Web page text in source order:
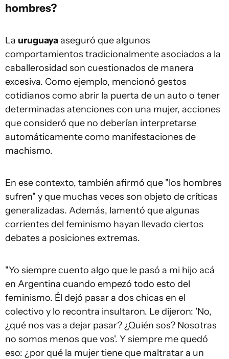
hombres?
La uruguayaaseguró que algunos
comportamientos tradicionalmente asociados a la
caballerosidad son cuestionados de manera
excesiva. Como ejemplo, mencionó gestos
cotidianos como abrir la puerta de un auto o tener
determinadas atenciones con una mujer, acciones
que consideró que no deberían interpretarse
automáticamente como manifestaciones de
machismo.
En ese contexto, también afirmó que "los hombres
sufren" y que muchas veces son objeto de críticas
generalizadas. Además, lamentó que algunas
corrientes del feminismo hayan llevado ciertos
debates a posiciones extremas.
"Yo siempre cuento algo que le pasó a mi hijo acá
en Argentina cuando empezó todo esto del
feminismo. Él dejó pasar a dos chicas en el
colectivo y lo recontra insultaron. Le dijeron: 'No,
¿qué nos vas a dejar pasar? ¿Quién sos? Nosotras
no somos menos que vos'. Y siempre me quedó
eso: ¿por qué la mujer tiene que maltratar a un